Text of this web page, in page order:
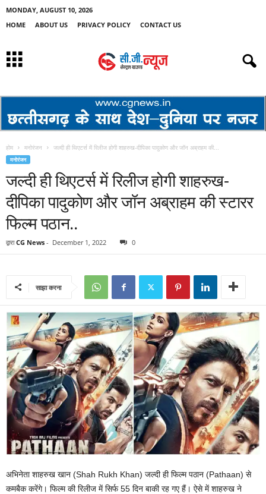
MONDAY, AUGUST 10, 2026
HOME
ABOUT US PRIVACY POLICY CONTACT US
होम मनोरंजन जल्दी ही थिएटर्स में रिलीज होगी शाहरुख-दीपिका पादुकोण और जॉन अब्राहम की...
मनोरंजन
जल्दी ही थिएटर्स में रिलीज होगी शाहरुख-
दीपिका पादुकोण और जॉन अब्राहम की स्टारर
फिल्म पठान..
द्वारा CG News - December 1, 2022 0
साझा करना
अभिनेता शाहरुख खान (Shah Rukh Khan) जल्दी ही फिल्म पठान (Pathaan) से
कमबैक करेंगे। फिल्म की रिलीज में सिर्फ 55 दिन बाकी रह गए हैं। ऐसे में शाहरुख ने